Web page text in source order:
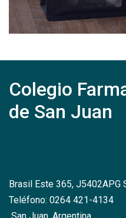
Colegio
de San Juan
Brasil Este 365, J5402APG
Teléfono: 0264 421-4134